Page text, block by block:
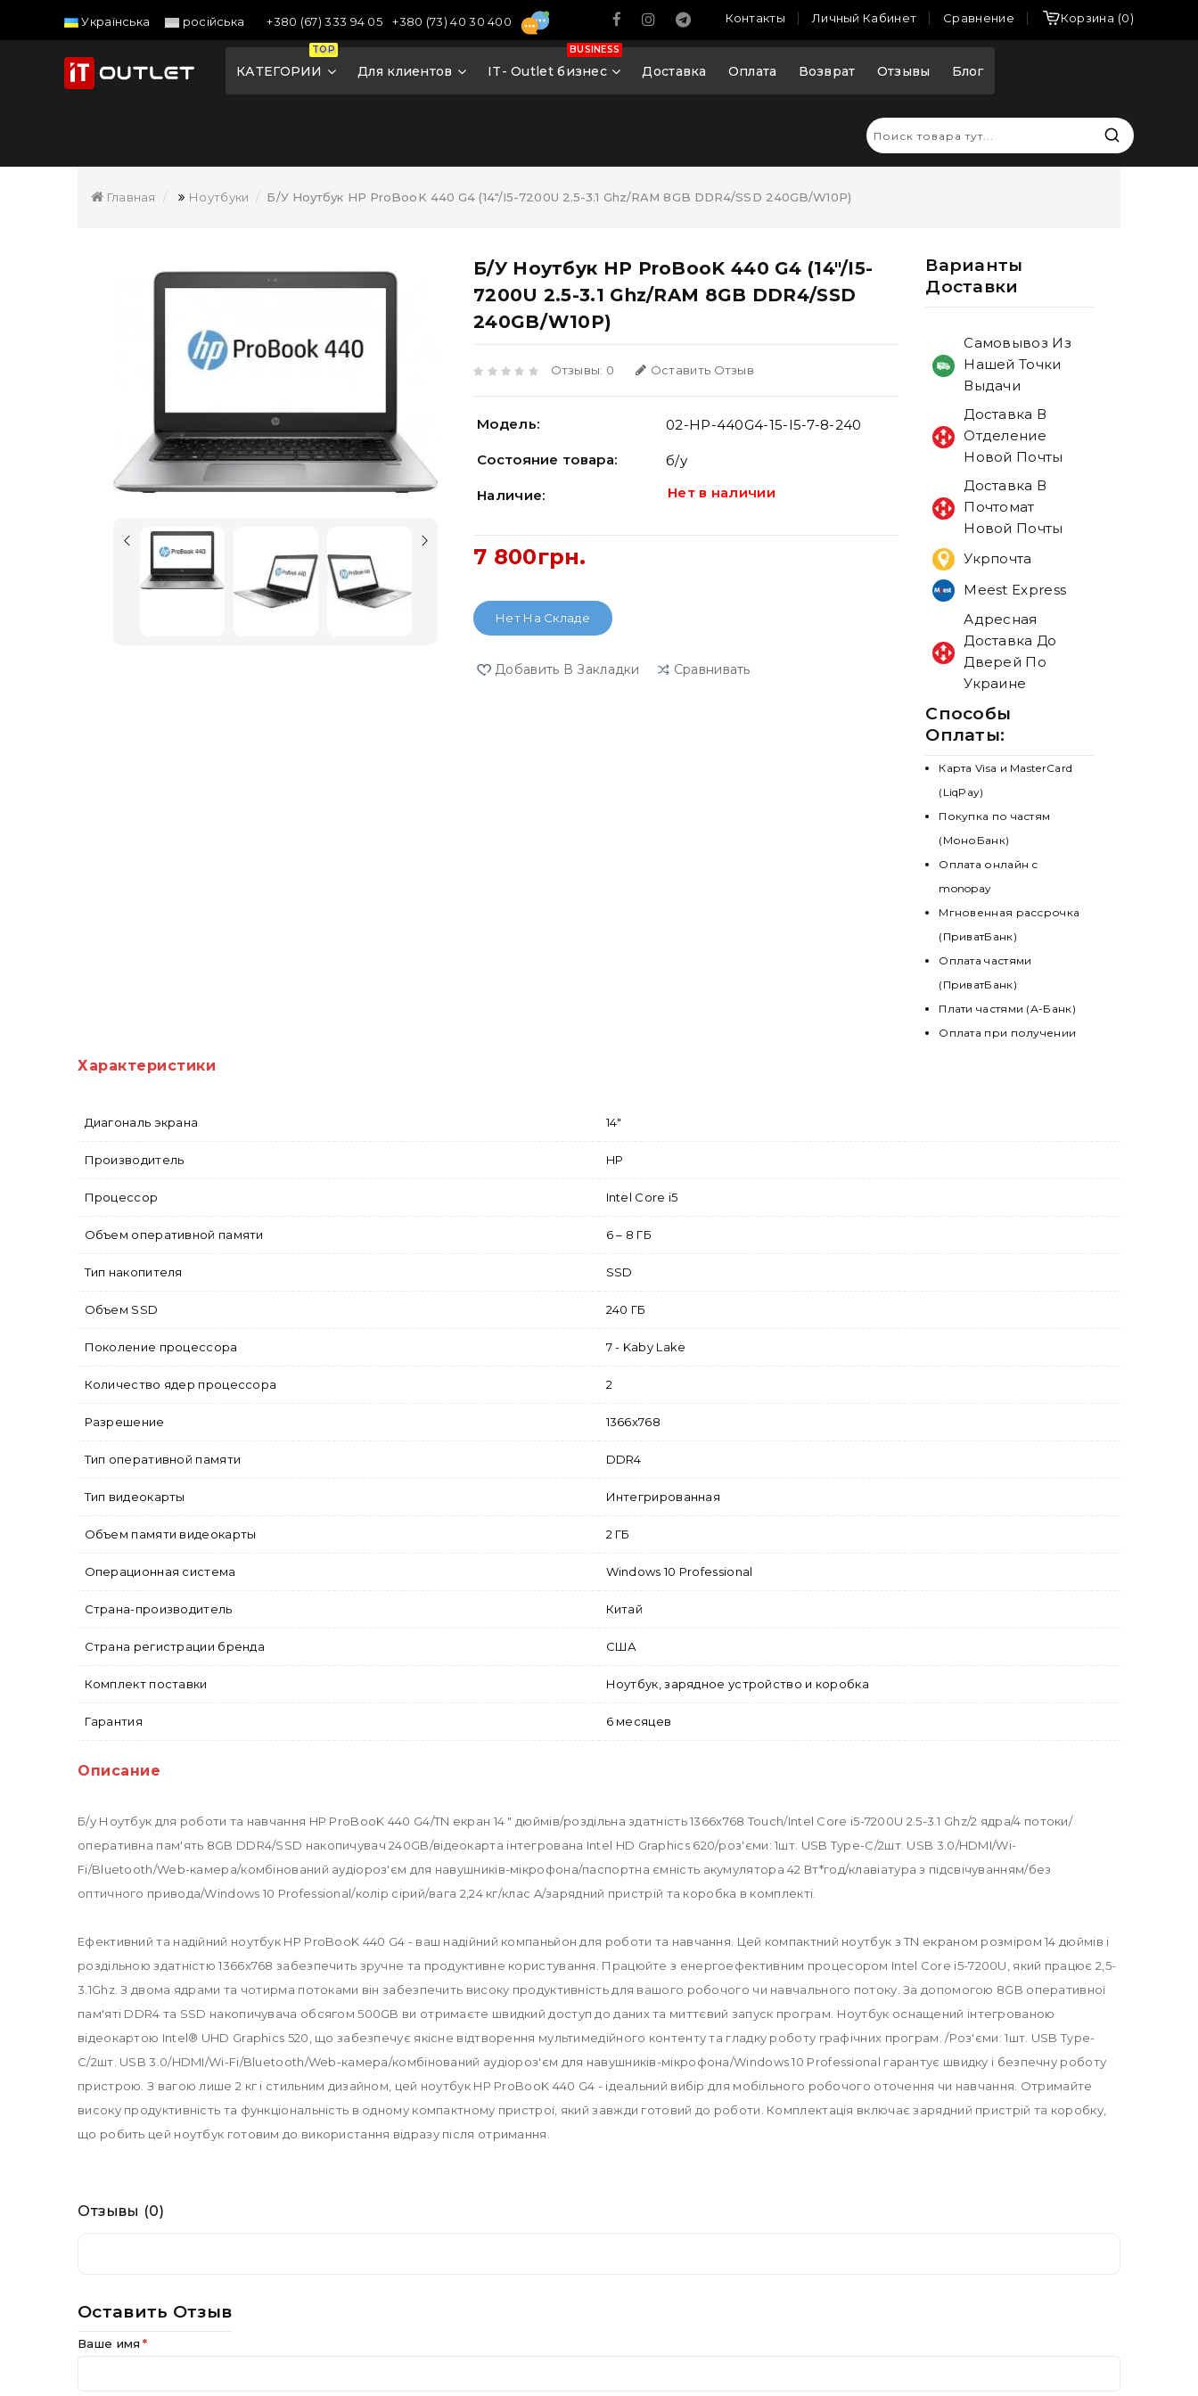
Українська російська +380 (67) 333 94 05 +380 (73) 40 30 400 Контакты Личный Кабинет Сравнение Корзина 0
TOP
КАТЕГОРИИ Для клиентов
BUSINESS
IT- Outlet бизнес Доставка Оплата Возврат Отзывы Блог
Главная Ноутбуки Б/У Ноутбук HP ProBooK 440 G4 (14"/i5-7200U 2.5-3.1 Ghz/RAM 8GB DDR4/SSD 240GB/W10P)
Б/У Ноутбук HP ProBooK 440 G4 (14"/i5-
7200U 2.5-3.1 Ghz/RAM 8GB DDR4/SSD
240GB/W10P)
Отзывы: 0 Оставить Отзыв
Модель: 02-HP-440G4-15-I5-7-8-240
Состояние товара: б/у
Наличие: Нет в наличии
7 800грн.
Нет На Складе
Добавить В Закладки Сравнивать
Варианты
Доставки
Самовывоз Из
Нашей Точки
Выдачи
Доставка В
Отделение
Новой Почты
Доставка В
Почтомат
Новой Почты
Укрпочта
Meest Express
Адресная
Доставка До
Дверей По
Украине
Способы
Оплаты:
Карта Visa и MasterCard
(LiqPay)
Покупка по частям
(МоноБанк)
Оплата онлайн с
monopay
Мгновенная рассрочка
(ПриватБанк)
Оплата частями
(ПриватБанк)
Плати частями (А-Банк)
Оплата при получении
Характеристики
Диагональ экрана 14"
Производитель HP
Процессор Intel Core i5
Объем оперативной памяти 6 – 8 ГБ
Тип накопителя SSD
Объем SSD 240 ГБ
Поколение процессора 7 - Kaby Lake
Количество ядер процессора 2
Разрешение 1366x768
Тип оперативной памяти DDR4
Тип видеокарты Интегрированная
Объем памяти видеокарты 2 ГБ
Операционная система Windows 10 Professional
Страна-производитель Китай
Страна регистрации бренда США
Комплект поставки Ноутбук, зарядное устройство и коробка
Гарантия 6 месяцев
Описание
Б/у Ноутбук для роботи та навчання HP ProBooK 440 G4/TN екран 14 " дюймів/роздільна здатність 1366x768 Touch/Intel Core i5-7200U 2.5-3.1 Ghz/2 ядра/4 потоки/
оперативна пам'ять 8GB DDR4/SSD накопичувач 240GB/відеокарта інтегрована Intel HD Graphics 620/роз'єми: 1шт. USB Type-C/2шт. USB 3.0/HDMI/Wi-
Fi/Bluetooth/Web-камера/комбінований аудіороз'єм для навушників-мікрофона/паспортна ємність акумулятора 42 Вт*год/клавіатура з підсвічуванням/без
оптичного привода/Windows 10 Professional/колір сірий/вага 2,24 кг/клас A/зарядний пристрій та коробка в комплекті.
Ефективний та надійний ноутбук HP ProBooK 440 G4 - ваш надійний компаньйон для роботи та навчання. Цей компактний ноутбук з TN екраном розміром 14 дюймів і
роздільною здатністю 1366x768 забезпечить зручне та продуктивне користування. Працюйте з енергоефективним процесором Intel Core i5-7200U, який працює 2,5-
3.1Ghz. З двома ядрами та чотирма потоками він забезпечить високу продуктивність для вашого робочого чи навчального потоку. За допомогою 8GB оперативної
пам'яті DDR4 та SSD накопичувача обсягом 500GB ви отримаєте швидкий доступ до даних та миттєвий запуск програм. Ноутбук оснащений інтегрованою
відеокартою Intel® UHD Graphics 520, що забезпечує якісне відтворення мультимедійного контенту та гладку роботу графічних програм. /Роз'єми: 1шт. USB Type-
C/2шт. USB 3.0/HDMI/Wi-Fi/Bluetooth/Web-камера/комбінований аудіороз'єм для навушників-мікрофона/Windows 10 Professional гарантує швидку і безпечну роботу
пристрою. З вагою лише 2 кг і стильним дизайном, цей ноутбук HP ProBooK 440 G4 - ідеальний вибір для мобільного робочого оточення чи навчання. Отримайте
високу продуктивність та функціональність в одному компактному пристрої, який завжди готовий до роботи. Комплектація включає зарядний пристрій та коробку,
що робить цей ноутбук готовим до використання відразу після отримання.
Отзывы (0)
Оставить Отзыв
Ваше имя